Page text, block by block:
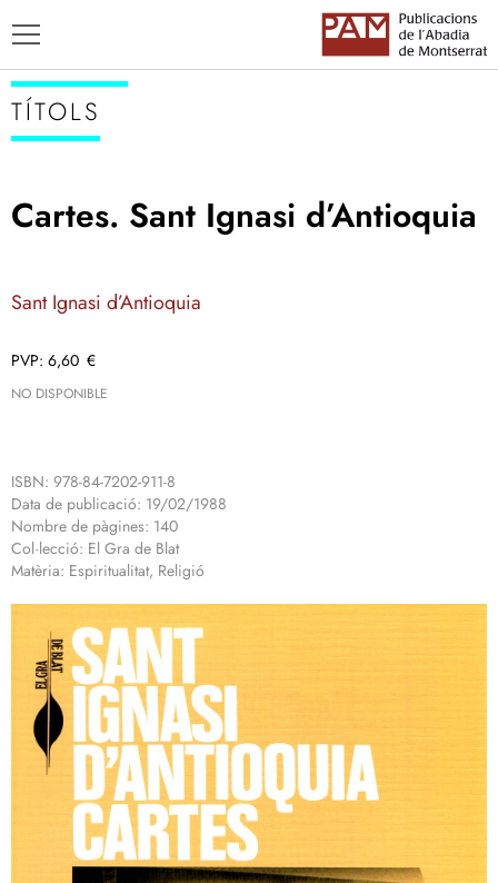
ENSENYAMENT CATALÀ
TÍTOLS
Cartes. Sant Ignasi d’Antioquia
Sant Ignasi d’Antioquia
6,60 €
NO DISPONIBLE
ISBN: 978-84-7202-911-8
Data de publicació: 19/02/1988
Nombre de pàgines: 140
Col·lecció: El Gra de Blat
Matèria: Espiritualitat, Religió